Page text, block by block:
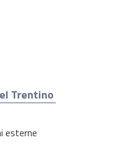
Trentino
esterne